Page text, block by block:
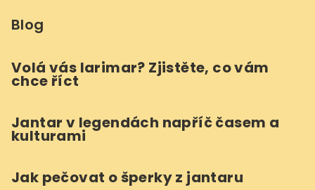
Blog
Volá vás larimar? Zjistěte, co vám
chce říct
Jantar v legendách napříč časem a
kulturami
Jak pečovat o šperky z jantaru